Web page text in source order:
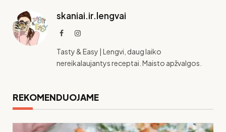
skaniai.ir.lengvai
FacebookInstagram
Tasty & Easy | Lengvi, daug laiko
nereikalaujantys receptai. Maisto apžvalgos.
REKOMENDUOJAME